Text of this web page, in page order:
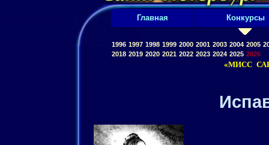
Главная Конкурсы
1996 1997 1998 1999 2000 2001 2003 2004 2005
2018 2019 2020 2021 2022 2023 2024 2025 2026
«МИСС